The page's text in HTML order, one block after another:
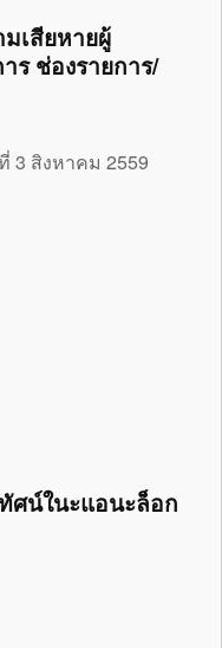
เสียหายผู้
ร ช่องรายการ/
3 สิงหาคม 2559
น์ในะแอนะล็อก